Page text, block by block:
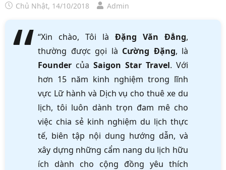
Chủ Nhật, 14/10/2018 Admin
“Xin chào, Tôi là Đặng Văn Đẳng,
thường được gọi là Cường Đặng, là
Founder của Saigon Star Travel. Với
hơn 15 năm kinh nghiệm trong lĩnh
vực Lữ hành và Dịch vụ cho thuê xe du
lịch, tôi luôn dành trọn đam mê cho
việc chia sẻ kinh nghiệm du lịch thực
tế, biên tập nội dung hướng dẫn, và
xây dựng những cẩm nang du lịch hữu
ích dành cho cộng đồng yêu thích